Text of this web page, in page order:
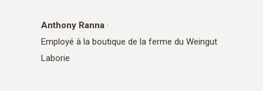
Anthony Ranna ·
Employé à la boutique de la ferme du Weingut
Laborie